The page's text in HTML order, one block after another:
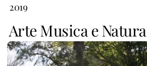
2019
Arte Musica e Natura